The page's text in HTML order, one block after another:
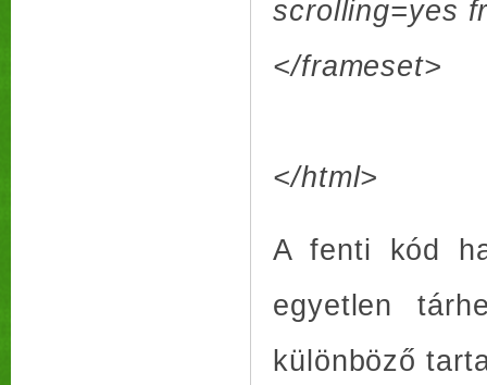
scrolling=yes
</frameset>
</html>
A fenti kód
egyetlen
különböző